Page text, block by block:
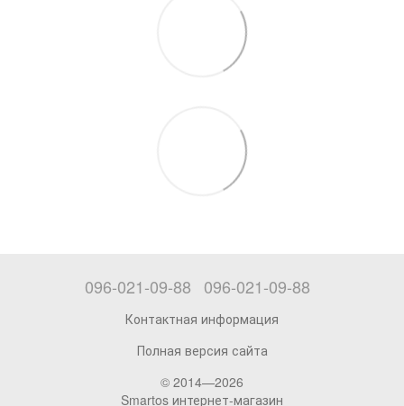
096-021-09-88 096-021-09-88
Контактная информация
Полная версия сайта
© 2014—2026
Smartos интернет-магазин